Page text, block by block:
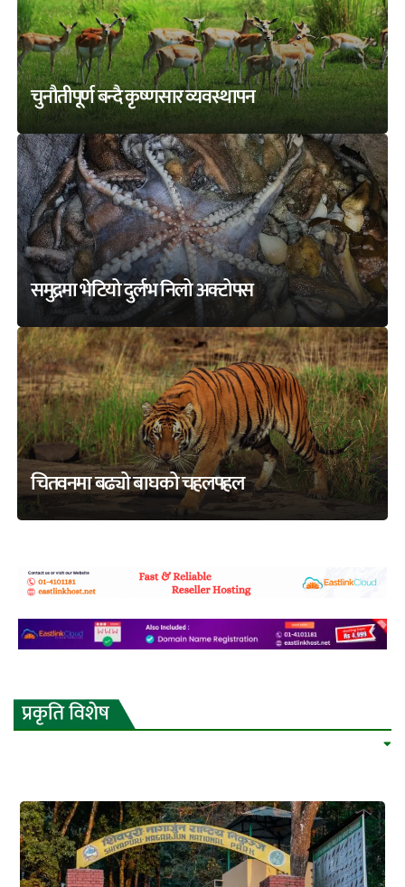
चुनौतीपूर्ण बन्दै कृष्णसार व्यवस्थापन
समुद्रमा भेटियो दुर्लभ निलो अक्टोपस
चितवनमा बढ्यो बाघको चहलपहल